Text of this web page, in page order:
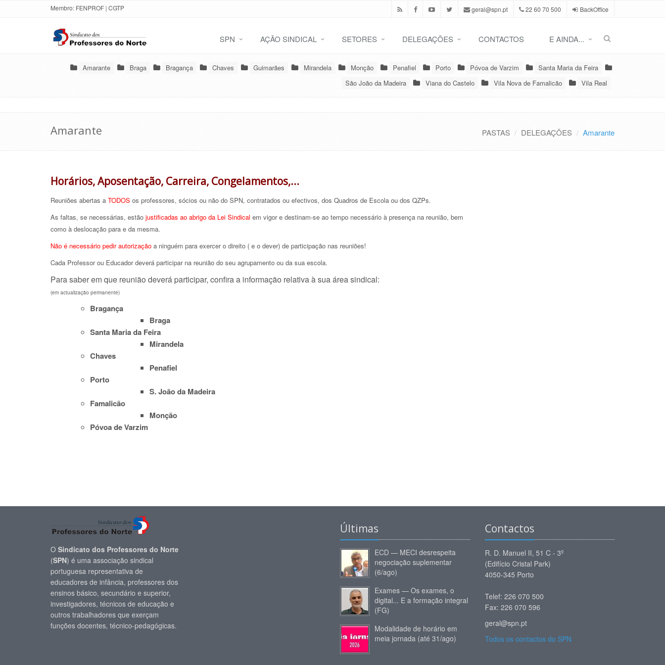
Membro: FENPROF | CGTP geral@spn.pt 22 60 70 500 BackOffice
SPN AÇÃO SINDICAL SETORES DELEGAÇÕES CONTACTOS E AINDA...
Amarante Braga Bragança Chaves Guimarães Mirandela Monção Penafiel Porto Póvoa de Varzim
Santa Maria da Feira
São João da Madeira
Viana do Castelo Vila Nova de Famalicão Vila Real
Amarante PASTAS DELEGAÇÕES Amarante
Horários, Aposentação, Carreira, Congelamentos,...
Reuniões abertas a TODOS os professores, sócios ou não do SPN, contratados ou efectivos, dos Quadros de Escola ou dos QZPs.
As faltas, se necessárias, estão justificadas ao abrigo da Lei Sindical em vigor e destinam-se ao tempo necessário à presença na reunião, bem
como à deslocação para e da mesma.
Não é necessário pedir autorização a ninguém para exercer o direito ( e o dever) de participação nas reuniões!
Cada Professor ou Educador deverá participar na reunião do seu agrupamento ou da sua escola.
Para saber em que reunião deverá participar, confira a informação relativa à sua área sindical:
(em actualização permanente)
Bragança
Braga
Santa Maria da Feira
Mirandela
Chaves
Penafiel
Porto
S. João da Madeira
Famalicão
Monção
Póvoa de Varzim
O Sindicato dos Professores do Norte
(SPN) é uma associação sindical
portuguesa representativa de
educadores de infância, professores dos
ensinos básico, secundário e superior,
investigadores, técnicos de educação e
outros trabalhadores que exerçam
funções docentes, técnico-pedagógicas.
Últimas
ECD — MECI desrespeita
negociação suplementar
(6/ago)
Exames — Os exames, o
digital... E a formação integral
(FG)
Modalidade de horário em
meia jornada (até 31/ago)
Contactos
R. D. Manuel II, 51 C - 3º
(Edifício Cristal Park)
4050-345 Porto
Telef: 226 070 500
Fax: 226 070 596
geral@spn.pt
Todos os contactos do SPN